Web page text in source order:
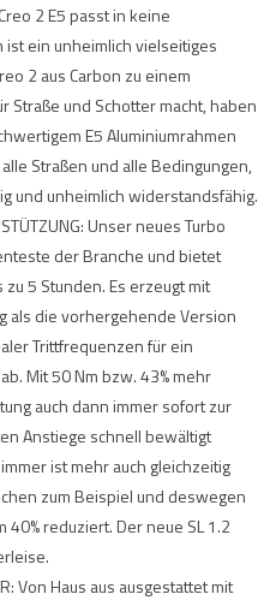
Creo 2 E5 passt in keine
ist ein unheimlich vielseitiges
2 aus Carbon zu einem
Straße und Schotter macht, haben
E5 Aluminiumrahmen
Straßen und alle Bedingungen,
und unheimlich widerstandsfähig.
Unser neues Turbo
der Branche und bietet
5 Stunden. Es erzeugt mit
als die vorhergehende Version
Trittfrequenzen für ein
Mit 50 Nm bzw. 43% mehr
auch dann immer sofort zur
Anstiege schnell bewältigt
ist mehr auch gleichzeitig
zum Beispiel und deswegen
reduziert. Der neue SL 1.2
Von Haus aus ausgestattet mit